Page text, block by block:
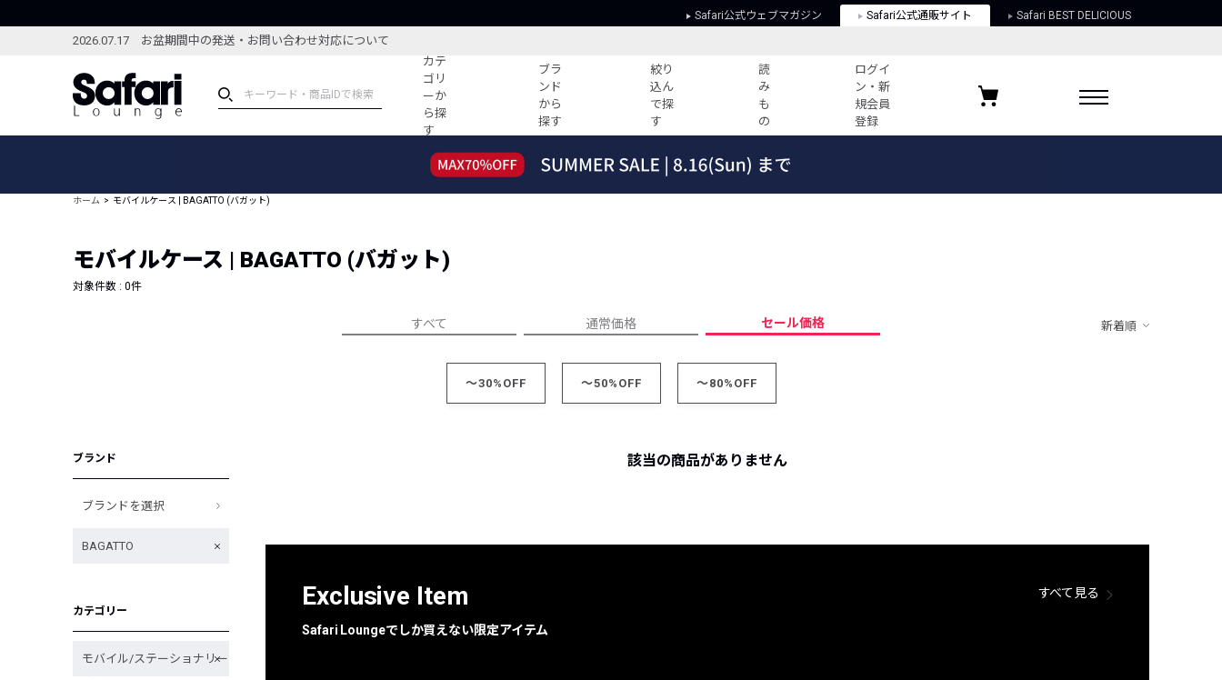
Safari公式ウェブマガジン Safari公式通販サイト Safari BEST DELICIOUS
2026.07.17 お盆期間中の発送・お問い合わせ対応について
カテ
ゴリ
ーか
ら探
す
ブラ
ンド
から
探す
絞り
込ん
で探
す
読
み
も
の
ログイ
ン・新
規会員
登録
ブランドから探す
新着アイテム
編集部のおすすめアイテム
コーディネート
すべての記事
人気記事ランキング
ウィークリーコーデ
プライバシーポリシー
お気に入りブランド
ホーム モバイルケース | BAGATTO (バガット)
モバイルケース | BAGATTO (バガット)
対象件数 : 0件
すべて 通常価格 セール価格 新着順
～30%OFF ～50%OFF ～80%OFF
ブランド
ブランドを選択
BAGATTO
カテゴリー
モバイル/ステーショナリー
該当の商品がありません
Exclusive Item
Safari Loungeでしか買えない限定アイテム
すべて見る